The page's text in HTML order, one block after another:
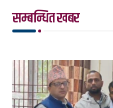
सम्बन्धित खबर